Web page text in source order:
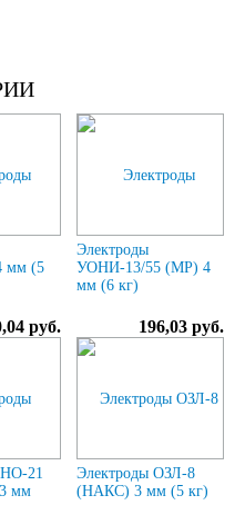
мм (5
руб.
Электроды
УОНИ-13/55 (МР) 4
мм (6 кг)
196,03 руб.
21
мм
Электроды ОЗЛ-8
(НАКС) 3 мм (5 кг)